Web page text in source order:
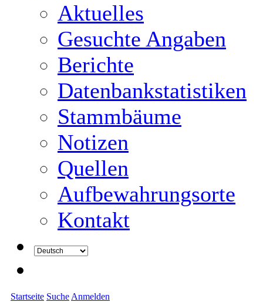
Aktuelles
Gesuchte Angaben
Berichte
Datenbankstatistiken
Stammbäume
Notizen
Quellen
Aufbewahrungsorte
Kontakt
Startseite Suche Anmelden